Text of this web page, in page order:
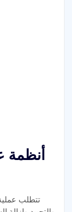
أنظمة
تتطلب